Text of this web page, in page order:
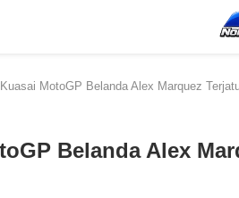
MotoGP Belanda Alex Marquez
Belanda Alex